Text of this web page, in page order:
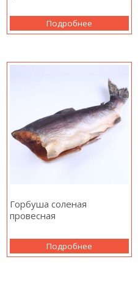
Подробнее
Горбуша соленая
провесная
Подробнее